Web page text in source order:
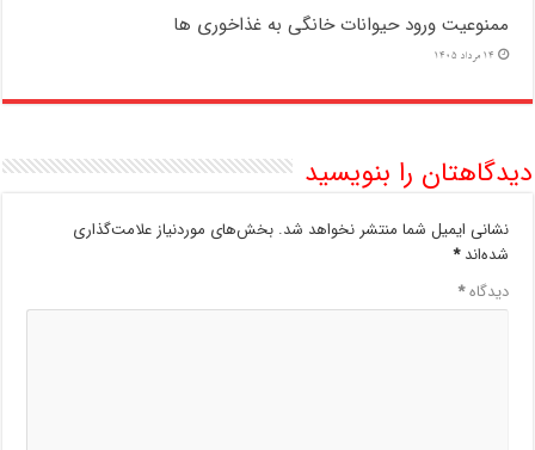
ممنوعیت ورود حیوانات خانگی به غذاخوری ها
14 مرداد 1405
دیدگاهتان را بنویسید
نشانی ایمیل شما منتشر نخواهد شد. بخش‌های موردنیاز علامت‌گذاری
شده‌اند*
دیدگاه*